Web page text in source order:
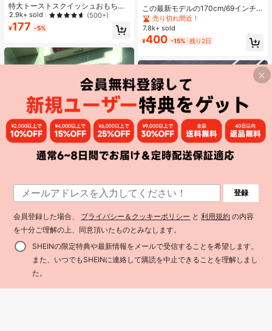
特大トーストスクイッシュおもち
ゃ、超ソフトバタートーストストレ
ス解消スクイーズおもちゃ、ピン
ク、イエロー、ホワイト、グリーン
シュおもちゃ -- 誕生日やホリデーギ
フト、日常のサプライズ小ギフトに
最適、かわいい、気分を高める
2.9k+ sold (500+)
¥177 -5%
1個 A5 A6 A7 A8 M5 ポータブル透明
ルーズリーフバインダー、透明ステ
ッカーブック、シールブック、ステ
ッカーブック、写真収納バッグ、フ
ォトアルバム、貯金プランブック、
プランナー、ノート、オフィス文房
高リピート率
売り切れ間近！
#1 ベストセラー
マルチカラー バインダー
#1 ベストセラー
マルチカラー バインダー
#1 ベストセラー
マルチカラー バインダー
高リピート率
売り切れ間近！
176 -2% 概算
この最新モデルの170cm/69インチ
のBluetoothリモコン式セルフィース
ティック、スマホホルダー、LEDラ
イト付きは合金素材で作られていま
す。ビデオ撮影、ライフレコーディ
ング、旅行に適しています。伸縮、
360度回転、スタビライザー、折り
たたみ式の携帯用三脚式セルフィー
スティックです。バレンタインデー
のカップル撮影に最適なツールで
す。
売り切れ間近！
7.8k+ sold
¥400 -15% 残り2日
¥87 節約
Type-Cイヤホン: 高品質インイヤー
ントロール内蔵、音楽再生、通話応
ーズ、Plus、Pro、Pro Maxモデル対
#1 ベストセラー
に エレクトロニクス
売り切れ間近！
売り切れ間近！
売り切れ間近！
#1 ベストセラー
10k+ sold
¥380 -19%
1
登録
会員登録した場合、 プライバシー＆クッキーポリシー と利用規約 の内容
を十分ご理解の上、同意頂いたものとみなします。
SHEINの限定特典や最新情報をメールで受信することを希望します。
また、いつでもSHEINに連絡して購読を中止できることを理解しまし
た。